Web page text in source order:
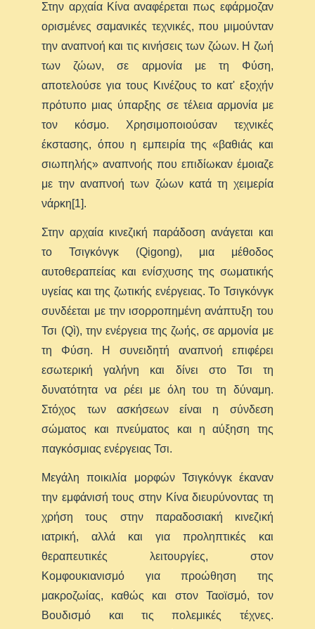
Στην αρχαία Κίνα αναφέρεται πως εφάρμοζαν
ορισμένες σαμανικές τεχνικές, που μιμούνταν
την αναπνοή και τις κινήσεις των ζώων. Η ζωή
των ζώων, σε αρμονία με τη Φύση,
αποτελούσε για τους Κινέζους το κατ' εξοχήν
πρότυπο μιας ύπαρξης σε τέλεια αρμονία με
τον κόσμο. Χρησιμοποιούσαν τεχνικές
έκστασης, όπου η εμπειρία της «βαθιάς και
σιωπηλής» αναπνοής που επιδίωκαν έμοιαζε
με την αναπνοή των ζώων κατά τη χειμερία
νάρκη[1].
Στην αρχαία κινεζική παράδοση ανάγεται και
το Τσιγκόνγκ (Qigong), μια μέθοδος
αυτοθεραπείας και ενίσχυσης της σωματικής
υγείας και της ζωτικής ενέργειας. Το Τσιγκόνγκ
συνδέεται με την ισορροπημένη ανάπτυξη του
Τσι (Qì), την ενέργεια της ζωής, σε αρμονία με
τη Φύση. Η συνειδητή αναπνοή επιφέρει
εσωτερική γαλήνη και δίνει στο Τσι τη
δυνατότητα να ρέει με όλη του τη δύναμη.
Στόχος των ασκήσεων είναι η σύνδεση
σώματος και πνεύματος και η αύξηση της
παγκόσμιας ενέργειας Τσι.
Μεγάλη ποικιλία μορφών Τσιγκόνγκ έκαναν
την εμφάνισή τους στην Κίνα διευρύνοντας τη
χρήση τους στην παραδοσιακή κινεζική
ιατρική, αλλά και για προληπτικές και
θεραπευτικές λειτουργίες, στον
Κομφουκιανισμό για προώθηση της
μακροζωίας, καθώς και στον Ταοϊσμό, τον
Βουδισμό και τις πολεμικές τέχνες.